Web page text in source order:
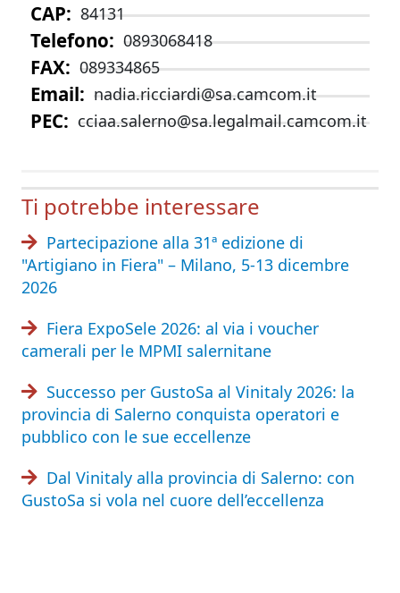
CAP 84131
Telefono 0893068418
FAX 089334865
Email nadia.ricciardi@sa.camcom.it
PEC cciaa.salerno@sa.legalmail.camcom.it
Ti potrebbe interessare
Partecipazione alla 31ª edizione di
"Artigiano in Fiera" – Milano, 5-13 dicembre
2026
Fiera ExpoSele 2026: al via i voucher
camerali per le MPMI salernitane
Successo per GustoSa al Vinitaly 2026: la
provincia di Salerno conquista operatori e
pubblico con le sue eccellenze
Dal Vinitaly alla provincia di Salerno: con
GustoSa si vola nel cuore dell’eccellenza